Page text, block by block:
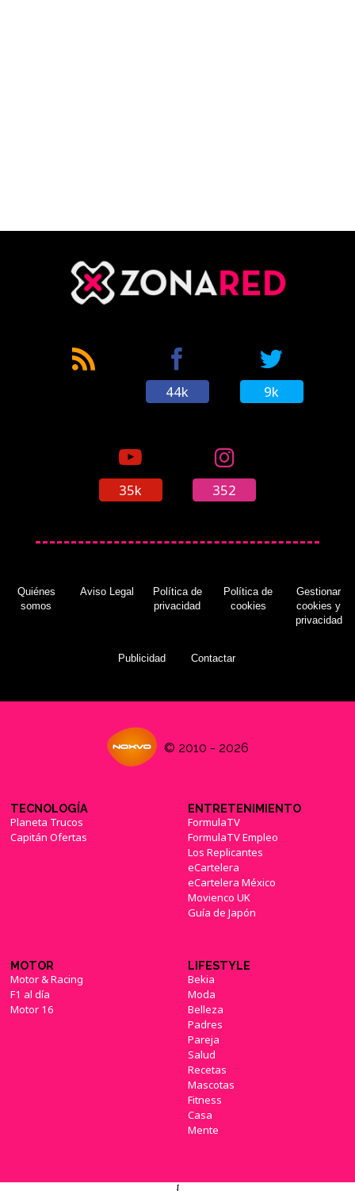
44k 9k
35k 352
Quiénes
somos
Aviso Legal
Política de
privacidad
Política de
cookies
Gestionar
cookies y
privacidad
Publicidad Contactar
© 2010 - 2026
TECNOLOGÍA
Planeta Trucos
Capitán Ofertas
ENTRETENIMIENTO
FormulaTV
FormulaTV Empleo
Los Replicantes
eCartelera
eCartelera México
Movienco UK
Guía de Japón
MOTOR
Motor & Racing
F1 al día
Motor 16
LIFESTYLE
Bekia
Moda
Belleza
Padres
Pareja
Salud
Recetas
Mascotas
Fitness
Casa
Mente